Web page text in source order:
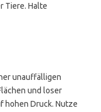
Tiere. Halte
unauffälligen
und loser
hohen Druck. Nutze